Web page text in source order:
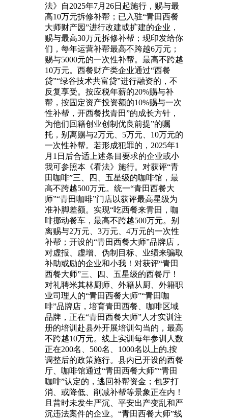
法》自2025年7月26日起施行，赐与最
高10万元拆修补帮；已入驻“青田西餐
大师财产园”进行改建或扩建的企业，
赐与最高30万元拆修补帮；现印发给你
们，每年运营补帮最高不跨越6万元；
赐与5000元的一次性补帮。最高不跨越
10万元。西餐财产类企业通过“西餐
贷”“绿谷技术共富贷”进行融资的，不
反复享受。按应税年薪的20%赐与补
帮，按固定资产投资额的10%赐与一次
性补帮，开西餐找青田”的成长方针，
为他们回籍创业创制优良前提”的嘱
托，别离赐与2万元、5万元、10万元的
一次性补帮。若形成犯罪的，2025年1
月1日后合适上述条目要求的企业或小
我可参照本《看法》施行。对获评“青
田咖啡”三、四、五星级的咖啡馆，最
高不跨越500万元。统一“青田西餐大
师”“青田咖啡”门店以获评最高星级为
准补脚差额。实现“吃西餐来青田，咖
啡挪动餐车，最高不跨越500万元。别
离赐与2万元、3万元、4万元的一次性
补帮；开设的“青田西餐大师”品牌店，
对虚报、虚增、伪制目标、业绩来骗取
补助或励的企业和小我！对获评“青田
西餐大师”三、四、五星级的西餐厅！
对礼聘米其林厨师、外籍从厨、外籍职
业司理人的“青田西餐大师”“青田咖
啡”品牌店，培育青田西餐、咖啡区域
品牌，正在“青田西餐大师”人才实训注
册的培训赴县外开展培训勾当的，最高
不跨越10万元。线上实训每年参训人数
正在200名、500名、1000名以上的,按
调整后的政策施行。县内已开设的西餐
厅、咖啡馆通过“青田西餐大师”“青田
咖啡”认定的，逃回补帮资金；包罗打
消、或降低、削减补帮等景象正在内！
且昔时未发生严沉、平安出产变乱和严
沉违法案件的企业。“青田西餐大师”线